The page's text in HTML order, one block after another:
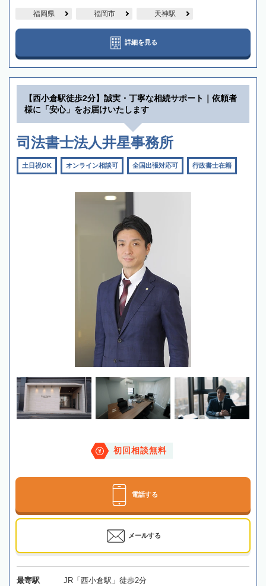
福岡県 福岡市 天神駅
詳細を見る
【西小倉駅徒歩2分】誠実・丁寧な相続サポート｜依頼者
様に「安心」をお届けいたします
司法書士法人井星事務所
土日祝OK オンライン相談可 全国出張対応可 行政書士在籍
初回相談無料
電話する
メールする
最寄駅 JR「西小倉駅」徒歩2分